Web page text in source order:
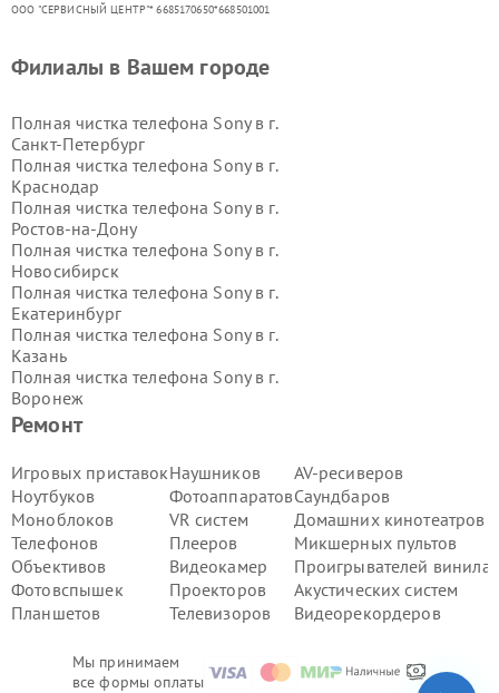
ООО "СЕРВИСНЫЙ ЦЕНТР"* 6685170650*668501001
Мы принимаем
все формы оплаты
Ремонт
Игровых приставок
Ноутбуков
Моноблоков
Телефонов
Объективов
Фотовспышек
Планшетов
Наушников
Фотоаппаратов
VR систем
Плееров
Видеокамер
Проекторов
Телевизоров
AV-ресиверов
Саундбаров
Домашних кинотеатров
Микшерных пультов
Проигрывателей винила
Акустических систем
Видеорекордеров
Филиалы в Вашем городе
Полная чистка телефона Sony в г.
Санкт-Петербург
Полная чистка телефона Sony в г.
Краснодар
Полная чистка телефона Sony в г.
Ростов-на-Дону
Полная чистка телефона Sony в г.
Новосибирск
Полная чистка телефона Sony в г.
Екатеринбург
Полная чистка телефона Sony в г.
Казань
Полная чистка телефона Sony в г.
Воронеж
Полная чистка телефона Sony в г.
Волгоград
Самара
Полная чистка телефона Sony в г.
Пермь
Полная чистка телефона Sony в г.
Красноярск
Полная чистка телефона Sony в г.
Ижевск
Полная чистка телефона Sony в г.
Челябинск
Полная чистка телефона Sony в г.